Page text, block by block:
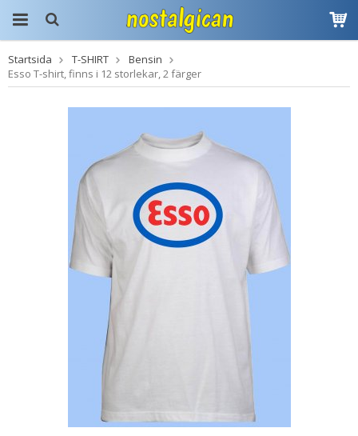
Produkten har blivit
tillagd i varukorgen
Startsida T-SHIRT
Bensin
Esso T-shirt, finns i 12 storlekar, 2 färger